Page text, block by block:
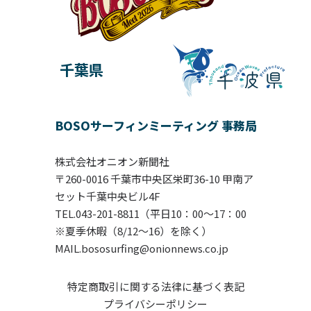
千葉県
BOSOサーフィンミーティング 事務局
株式会社オニオン新聞社
〒260-0016 千葉市中央区栄町36-10 甲南ア
セット千葉中央ビル4F
TEL.043-201-8811（平日10：00〜17：00
※夏季休暇（8/12～16）を除く）
MAIL.bososurfing@onionnews.co.jp
特定商取引に関する法律に基づく表記
プライバシーポリシー